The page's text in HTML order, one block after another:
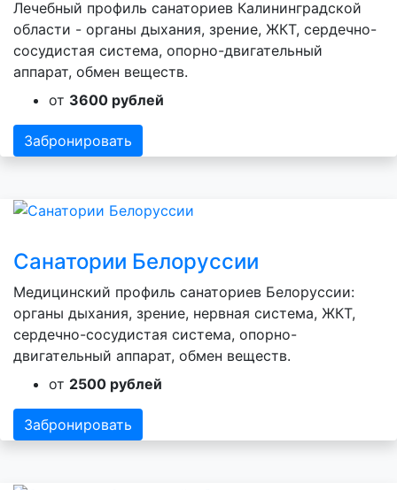
Лечебный профиль санаториев Калининградской
области - органы дыхания, зрение, ЖКТ, сердечно-
сосудистая система, опорно-двигательный
аппарат, обмен веществ.
от 3600 рублей
Забронировать
Санатории Белоруссии
Медицинский профиль санаториев Белоруссии:
органы дыхания, зрение, нервная система, ЖКТ,
сердечно-сосудистая система, опорно-
двигательный аппарат, обмен веществ.
от 2500 рублей
Забронировать